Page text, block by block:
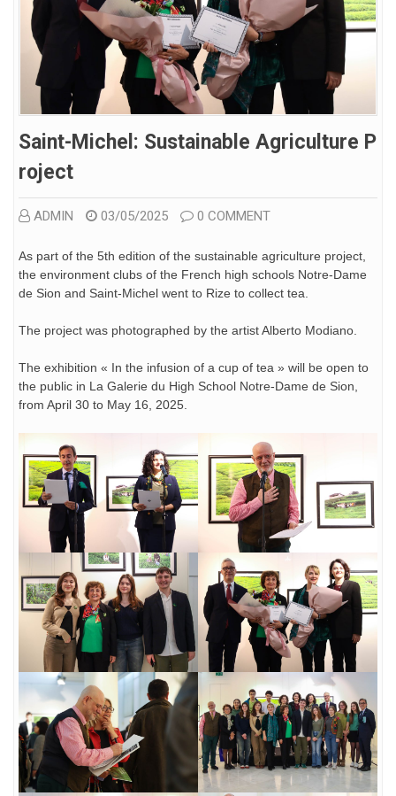
Saint-Michel: Sustainable Agriculture P
Roject
ADMIN 03/05/2025 0 COMMENT
As part of the 5th edition of the sustainable agriculture project,
the environment clubs of the French high schools Notre-Dame
de Sion and Saint-Michel went to Rize to collect tea.
The project was photographed by the artist Alberto Modiano.
The exhibition « In the infusion of a cup of tea » will be open to
the public in La Galerie du High School Notre-Dame de Sion,
from April 30 to May 16, 2025.